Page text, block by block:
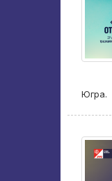
Югра.